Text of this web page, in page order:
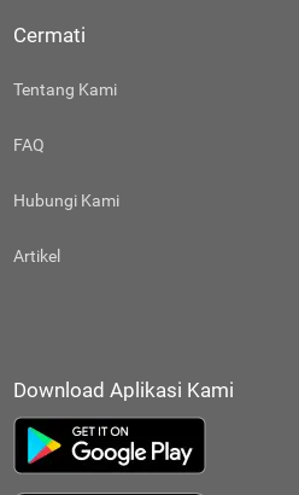
Cermati
Tentang Kami
FAQ
Hubungi Kami
Artikel
Download Aplikasi Kami